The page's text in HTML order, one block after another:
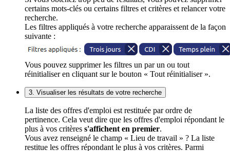
certains mots-clés ou certains filtres et critères et relancer votre
recherche.
Les filtres appliqués à votre recherche apparaissent de la façon
suivante :
Vous pouvez supprimer les filtres un par un ou tout
réinitialiser en cliquant sur le bouton « Tout réinitialiser ».
3. Visualiser les résultats de votre recherche
La liste des offres d'emploi est restituée par ordre de
pertinence. Cela veut dire que les offres d'emploi répondant le
plus à vos critères s'affichent en premier.
Vous avez renseigné le champ « Lieu de travail » ? La liste
restitue les offres répondant le plus à vos critères. Parmi